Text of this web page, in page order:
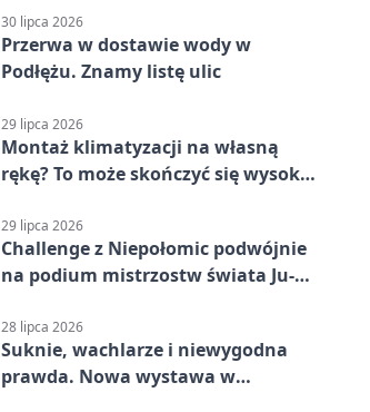
30 lipca 2026
Przerwa w dostawie wody w
Podłężu. Znamy listę ulic
29 lipca 2026
Montaż klimatyzacji na własną
rękę? To może skończyć się wysoką
29 lipca 2026
Challenge z Niepołomic podwójnie
na podium mistrzostw świata Ju-
28 lipca 2026
Suknie, wachlarze i niewygodna
prawda. Nowa wystawa w